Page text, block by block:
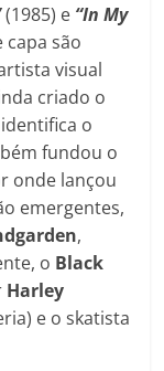
(1985) e “In My
capa são
visual
criado o
o
fundou o
onde lançou
emergentes,
,
o Black
Harley
e o skatista